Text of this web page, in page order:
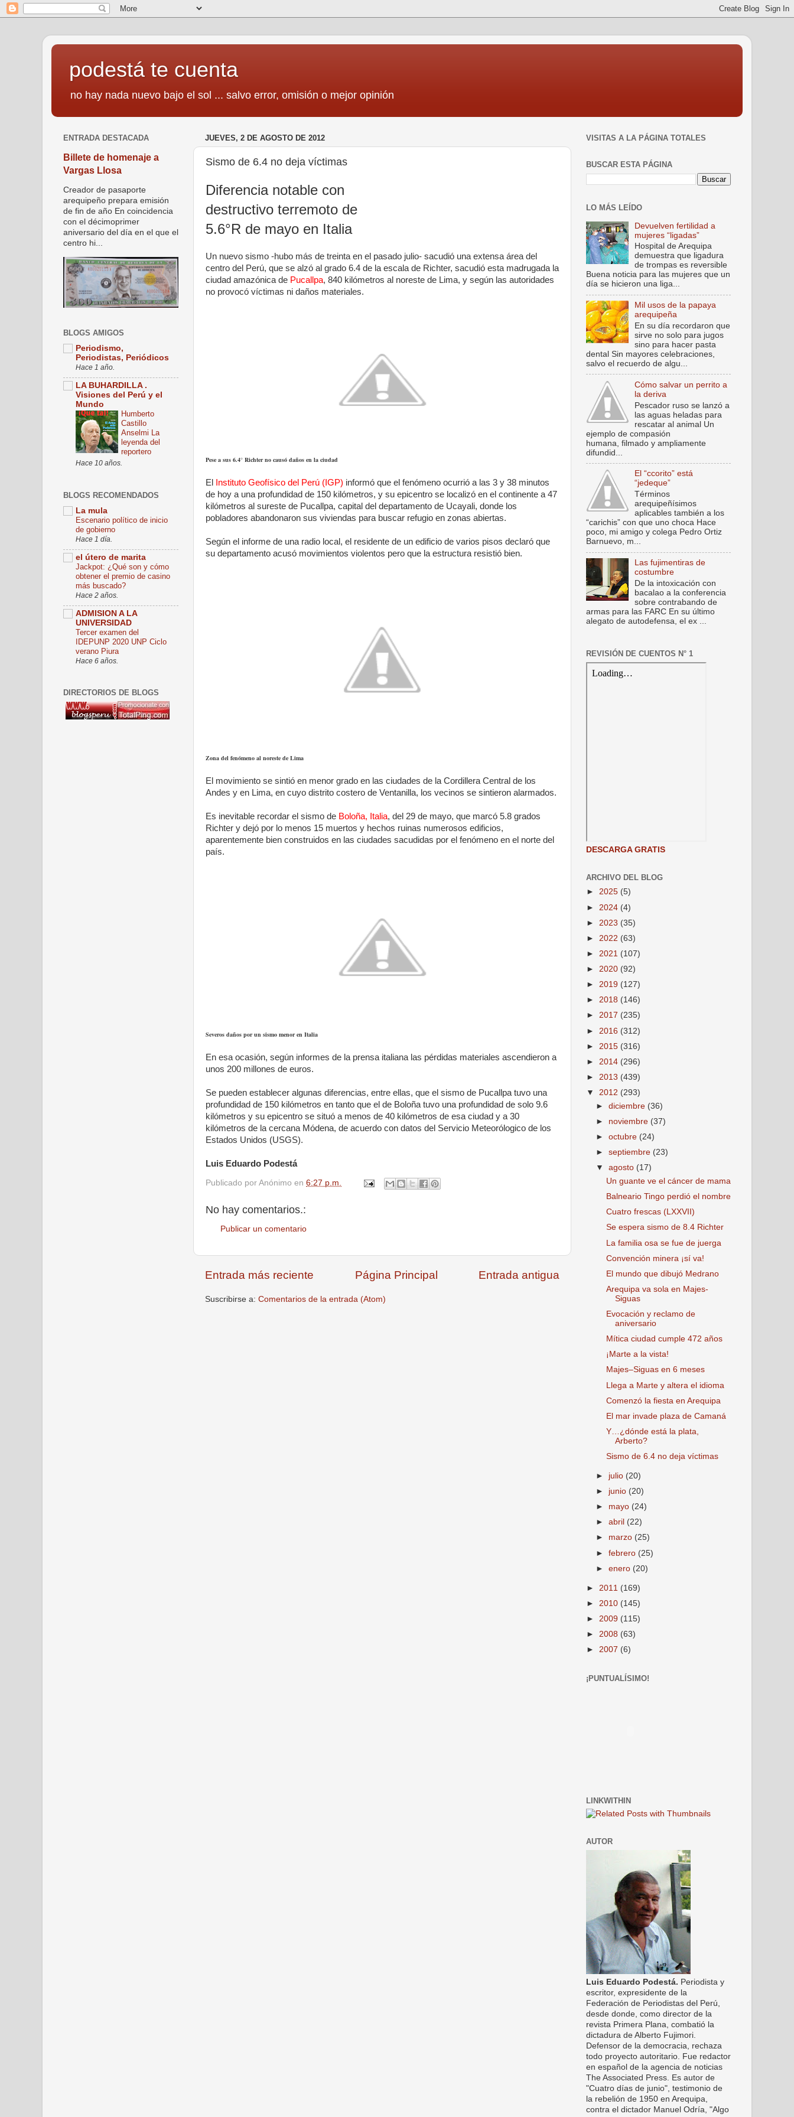
podestá te cuenta
no hay nada nuevo bajo el sol ... salvo error, omisión o mejor opinión
JUEVES, 2 DE AGOSTO DE 2012
Sismo de 6.4 no deja víctimas
Diferencia notable con
destructivo terremoto de
5.6°R de mayo en Italia
Un nuevo sismo -hubo más de treinta en el pasado julio- sacudió una extensa área del
centro del Perú, que se alzó al grado 6.4 de la escala de Richter, sacudió esta madrugada la
ciudad amazónica de Pucallpa, 840 kilómetros al noreste de Lima, y según las autoridades
no provocó víctimas ni daños materiales.
Pese a sus 6.4° Richter no causó daños en la ciudad
El Instituto Geofísico del Perú (IGP) informó que el fenómeno ocurrió a las 3 y 38 minutos
de hoy a una profundidad de 150 kilómetros, y su epicentro se localizó en el continente a 47
kilómetros al sureste de Pucallpa, capital del departamento de Ucayali, donde los
pobladores abandonaron sus viviendas para buscar refugio en zonas abiertas.
Según el informe de una radio local, el residente de un edificio de varios pisos declaró que
su departamento acusó movimientos violentos pero que la estructura resistió bien.
Zona del fenómeno al noreste de Lima
El movimiento se sintió en menor grado en las ciudades de la Cordillera Central de los
Andes y en Lima, en cuyo distrito costero de Ventanilla, los vecinos se sintieron alarmados.
Es inevitable recordar el sismo de Boloña, Italia, del 29 de mayo, que marcó 5.8 grados
Richter y dejó por lo menos 15 muertos y hechos ruinas numerosos edificios,
aparentemente bien construidos en las ciudades sacudidas por el fenómeno en el norte del
país.
Severos daños por un sismo menor en Italia
En esa ocasión, según informes de la prensa italiana las pérdidas materiales ascendieron a
unos 200 millones de euros.
Se pueden establecer algunas diferencias, entre ellas, que el sismo de Pucallpa tuvo una
profundidad de 150 kilómetros en tanto que el de Boloña tuvo una profundidad de solo 9.6
kilómetros y su epicentro se situó a menos de 40 kilómetros de esa ciudad y a 30
kilómetros de la cercana Módena, de acuerdo con datos del Servicio Meteorólogico de los
Estados Unidos (USGS).
Luis Eduardo Podestá
Publicado por Anónimo en 6:27 p.m.
No hay comentarios.:
Publicar un comentario
Entrada más reciente Entrada antigua
Página Principal
Suscribirse a: Comentarios de la entrada (Atom)
ENTRADA DESTACADA
Billete de homenaje a
Vargas Llosa
Creador de pasaporte
arequipeño prepara emisión
de fin de año En coincidencia
con el décimoprimer
aniversario del día en el que el
centro hi...
BLOGS AMIGOS
Periodismo,
Periodistas, Periódicos
Hace 1 año.
LA BUHARDILLA .
Visiones del Perú y el
Mundo
Humberto
Castillo
Anselmi La
leyenda del
reportero
Hace 10 años.
BLOGS RECOMENDADOS
La mula
Escenario político de inicio
de gobierno
Hace 1 día.
el útero de marita
Jackpot: ¿Qué son y cómo
obtener el premio de casino
más buscado?
Hace 2 años.
ADMISION A LA
UNIVERSIDAD
Tercer examen del
IDEPUNP 2020 UNP Ciclo
verano Piura
Hace 6 años.
DIRECTORIOS DE BLOGS
VISITAS A LA PÁGINA TOTALES
BUSCAR ESTA PÁGINA
LO MÁS LEÍDO
Devuelven fertilidad a
mujeres “ligadas”
Hospital de Arequipa
demuestra que ligadura
de trompas es reversible
Buena noticia para las mujeres que un
día se hicieron una liga...
Mil usos de la papaya
arequipeña
En su día recordaron que
sirve no solo para jugos
sino para hacer pasta
dental Sin mayores celebraciones,
salvo el recuerdo de algu...
Cómo salvar un perrito a
la deriva
Pescador ruso se lanzó a
las aguas heladas para
rescatar al animal Un
ejemplo de compasión
humana, filmado y ampliamente
difundid...
El “ccorito” está
“jedeque”
Términos
arequipeñísimos
aplicables también a los
“carichis” con que uno choca Hace
poco, mi amigo y colega Pedro Ortiz
Barnuevo, m...
Las fujimentiras de
costumbre
De la intoxicación con
bacalao a la conferencia
sobre contrabando de
armas para las FARC En su último
alegato de autodefensa, el ex ...
REVISIÓN DE CUENTOS N° 1
DESCARGA GRATIS
ARCHIVO DEL BLOG
► 2025 (5)
► 2024 (4)
► 2023 (35)
► 2022 (63)
► 2021 (107)
► 2020 (92)
► 2019 (127)
► 2018 (146)
► 2017 (235)
► 2016 (312)
► 2015 (316)
► 2014 (296)
► 2013 (439)
▼ 2012 (293)
►diciembre (36)
► noviembre (37)
►octubre (24)
►septiembre (23)
▼agosto (17)
Un guante ve el cáncer de mama
Balneario Tingo perdió el nombre
Cuatro frescas (LXXVII)
Se espera sismo de 8.4 Richter
La familia osa se fue de juerga
Convención minera ¡sí va!
El mundo que dibujó Medrano
Arequipa va sola en Majes-
Siguas
Evocación y reclamo de
aniversario
Mítica ciudad cumple 472 años
¡Marte a la vista!
Majes–Siguas en 6 meses
Llega a Marte y altera el idioma
Comenzó la fiesta en Arequipa
El mar invade plaza de Camaná
Y…¿dónde está la plata,
Arberto?
Sismo de 6.4 no deja víctimas
► julio (20)
► junio (20)
► mayo (24)
►abril (22)
► marzo (25)
►febrero (25)
►enero (20)
► 2011 (169)
► 2010 (145)
► 2009 (115)
► 2008 (63)
► 2007 (6)
¡PUNTUALÍSIMO!
LINKWITHIN
AUTOR
Luis Eduardo Podestá. Periodista y
escritor, expresidente de la
Federación de Periodistas del Perú,
desde donde, como director de la
revista Primera Plana, combatió la
dictadura de Alberto Fujimori.
Defensor de la democracia, rechaza
todo proyecto autoritario. Fue redactor
en español de la agencia de noticias
The Associated Press. Es autor de
"Cuatro días de junio", testimonio de
la rebelión de 1950 en Arequipa,
contra el dictador Manuel Odría, "Algo